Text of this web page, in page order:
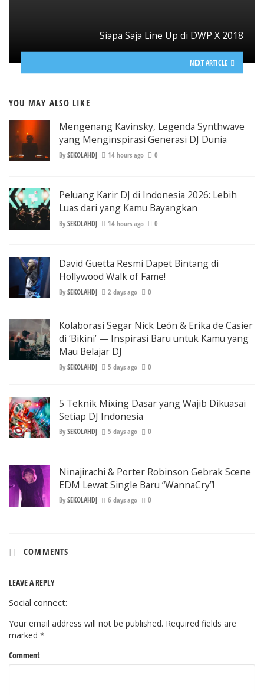
Siapa Saja Line Up di DWP X 2018
NEXT ARTICLE
YOU MAY ALSO LIKE
Mengenang Kavinsky, Legenda Synthwave
yang Menginspirasi Generasi DJ Dunia
BySEKOLAHDJ 14 hours ago 0
Peluang Karir DJ di Indonesia 2026: Lebih
Luas dari yang Kamu Bayangkan
BySEKOLAHDJ 14 hours ago 0
David Guetta Resmi Dapet Bintang di
Hollywood Walk of Fame!
BySEKOLAHDJ 2 days ago 0
Kolaborasi Segar Nick León & Erika de Casier
di ‘Bikini’ — Inspirasi Baru untuk Kamu yang
Mau Belajar DJ
BySEKOLAHDJ 5 days ago 0
5 Teknik Mixing Dasar yang Wajib Dikuasai
Setiap DJ Indonesia
BySEKOLAHDJ 5 days ago 0
Ninajirachi & Porter Robinson Gebrak Scene
EDM Lewat Single Baru “WannaCry”!
BySEKOLAHDJ 6 days ago 0
COMMENTS
LEAVE A REPLY
Social connect:
Your email address will not be published. Required fields are
marked *
Comment